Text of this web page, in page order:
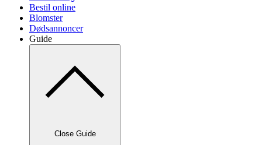
Bestil online
Blomster
Dødsannoncer
Guide
Close Guide